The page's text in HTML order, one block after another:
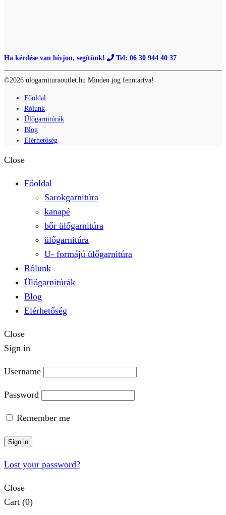
Ha kérdése van hívjon, segítünk! Tel: 06 30 944 40 37
©2026 ulogarnituraoutlet.hu Minden jog fenntartva!
Főoldal
Rólunk
Ülőgarnitúrák
Blog
Elérhetőség
Close
Főoldal
Sarokgarnitúra
kanapé
bőr ülőgarnitúra
ülőgarnitúra
U- formájú ülőgarnitúra
Rólunk
Ülőgarnitúrák
Blog
Elérhetőség
Close
Sign in
Username
Password
Remember me
Sign in
Lost your password?
Close
Cart (0)